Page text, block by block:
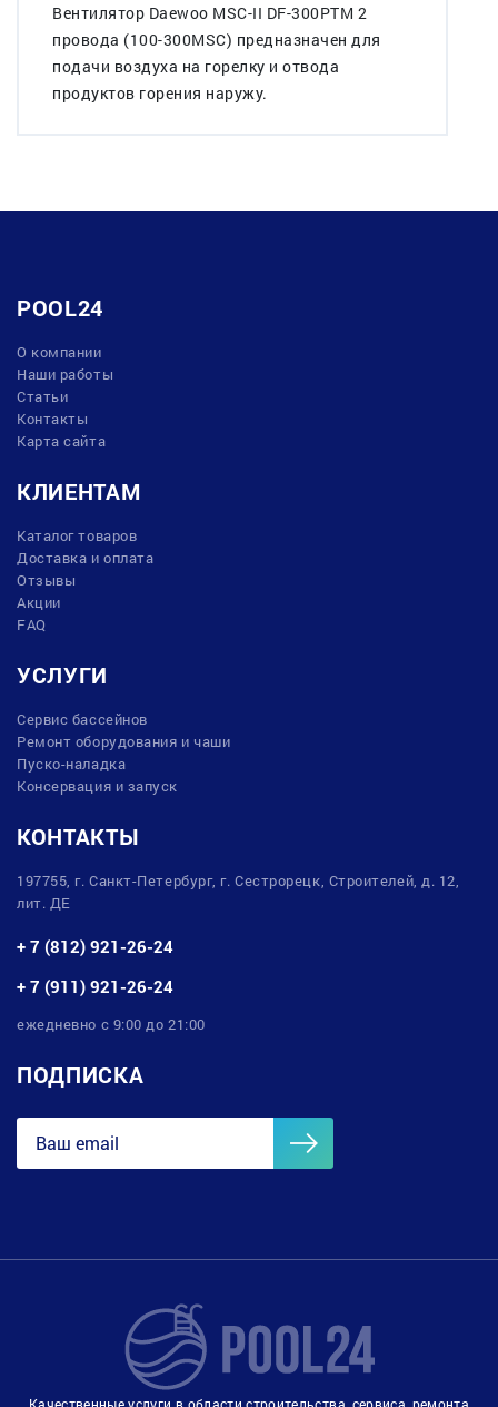
Вентилятор Daewoo MSC-II DF-300PTM 2
провода (100-300MSC) предназначен для
подачи воздуха на горелку и отвода
продуктов горения наружу.
POOL24
О компании
Наши работы
Статьи
Контакты
Карта сайта
КЛИЕНТАМ
Каталог товаров
Доставка и оплата
Отзывы
Акции
FAQ
УСЛУГИ
Сервис бассейнов
Ремонт оборудования и чаши
Пуско-наладка
Консервация и запуск
КОНТАКТЫ
197755, г. Санкт-Петербург, г. Сестрорецк, Строителей, д. 12,
лит. ДЕ
+ 7 (812) 921-26-24
+ 7 (911) 921-26-24
ежедневно с 9:00 до 21:00
ПОДПИСКА
Качественные услуги в области строительства, сервиса, ремонта